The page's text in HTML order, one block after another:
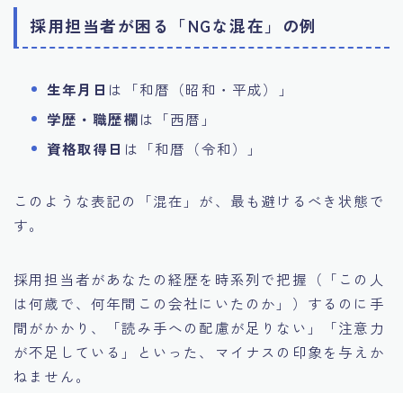
採用担当者が困る「NGな混在」の例
生年月日 は「和暦（昭和・平成）」
学歴・職歴欄は「西暦」
資格取得日 は「和暦（令和）」
このような表記の「混在」が、最も避けるべき状態で
す。
採用担当者があなたの経歴を時系列で把握（「この人
は何歳で、何年間この会社にいたのか」）するのに手
間がかかり、「読み手への配慮が足りない」「注意力
が不足している」といった、マイナスの印象を与えか
ねません。